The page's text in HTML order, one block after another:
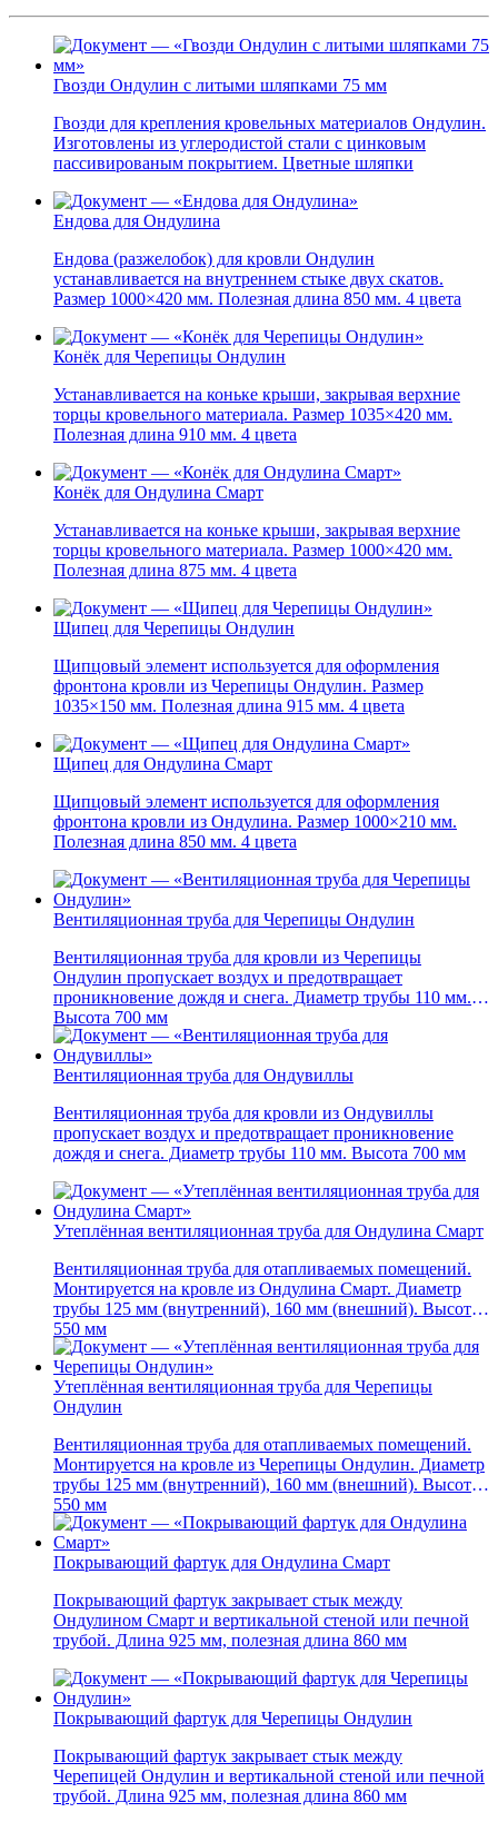
Гвозди Ондулин с литыми шляпками 75 мм
Гвозди для крепления кровельных материалов Ондулин.
Изготовлены из углеродистой стали с цинковым
пассивированым покрытием. Цветные шляпки
Ендова для Ондулина
Ендова (разжелобок) для кровли Ондулин
устанавливается на внутреннем стыке двух скатов.
Размер 1000×420 мм. Полезная длина 850 мм. 4 цвета
Конёк для Черепицы Ондулин
Устанавливается на коньке крыши, закрывая верхние
торцы кровельного материала. Размер 1035×420 мм.
Полезная длина 910 мм. 4 цвета
Конёк для Ондулина Смарт
Устанавливается на коньке крыши, закрывая верхние
торцы кровельного материала. Размер 1000×420 мм.
Полезная длина 875 мм. 4 цвета
Щипец для Черепицы Ондулин
Щипцовый элемент используется для оформления
фронтона кровли из Черепицы Ондулин. Размер
1035×150 мм. Полезная длина 915 мм. 4 цвета
Щипец для Ондулина Смарт
Щипцовый элемент используется для оформления
фронтона кровли из Ондулина. Размер 1000×210 мм.
Полезная длина 850 мм. 4 цвета
Вентиляционная труба для Черепицы Ондулин
Вентиляционная труба для кровли из Черепицы
Ондулин пропускает воздух и предотвращает
проникновение дождя и снега. Диаметр трубы 110 мм.
Высота 700 мм
Вентиляционная труба для Ондувиллы
Вентиляционная труба для кровли из Ондувиллы
пропускает воздух и предотвращает проникновение
дождя и снега. Диаметр трубы 110 мм. Высота 700 мм
Утеплённая вентиляционная труба для Ондулина Смарт
Вентиляционная труба для отапливаемых помещений.
Монтируется на кровле из Ондулина Смарт. Диаметр
трубы 125 мм (внутренний), 160 мм (внешний). Высота
550 мм
Утеплённая вентиляционная труба для Черепицы
Ондулин
Вентиляционная труба для отапливаемых помещений.
Монтируется на кровле из Черепицы Ондулин. Диаметр
трубы 125 мм (внутренний), 160 мм (внешний). Высота
550 мм
Покрывающий фартук для Ондулина Смарт
Покрывающий фартук закрывает стык между
Ондулином Смарт и вертикальной стеной или печной
трубой. Длина 925 мм, полезная длина 860 мм
Покрывающий фартук для Черепицы Ондулин
Покрывающий фартук закрывает стык между
Черепицей Ондулин и вертикальной стеной или печной
трубой. Длина 925 мм, полезная длина 860 мм